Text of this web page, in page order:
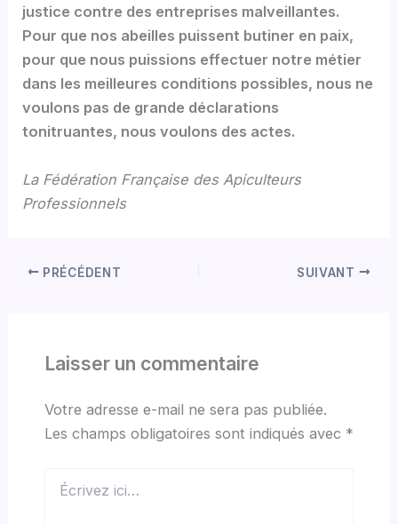
justice contre des entreprises malveillantes.
Pour que nos abeilles puissent butiner en paix,
pour que nous puissions effectuer notre métier
dans les meilleures conditions possibles, nous ne
voulons pas de grande déclarations
tonitruantes, nous voulons des actes.
La Fédération Française des Apiculteurs
Professionnels
PRÉCÉDENT SUIVANT
Laisser un commentaire
Votre adresse e-mail ne sera pas publiée.
Les champs obligatoires sont indiqués avec *
ici…